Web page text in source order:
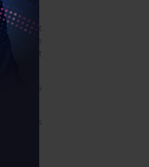
frappe
chutent
que les
les